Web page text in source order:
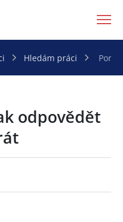
Hledám práci
odpovědět